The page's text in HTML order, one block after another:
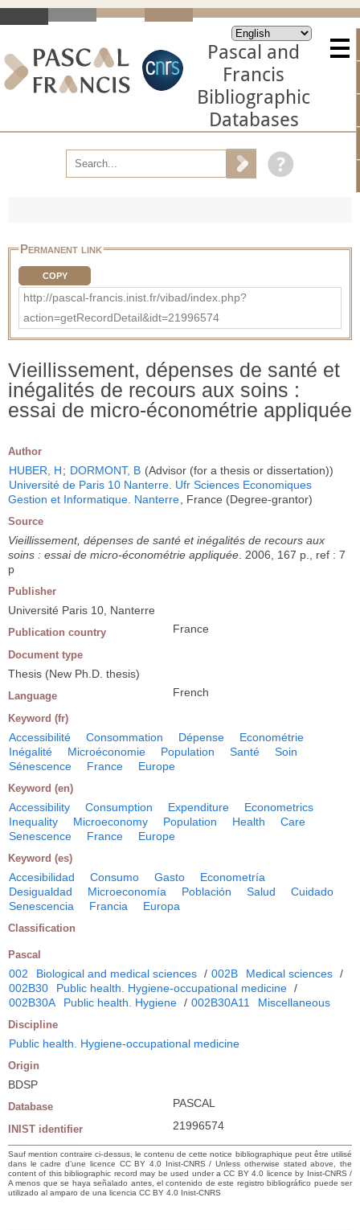
Pascal and
Francis
Bibliographic
Databases
Permanent link
COPY
http://pascal-francis.inist.fr/vibad/index.php?
action=getRecordDetail&idt=21996574
Vieillissement, dépenses de santé et
inégalités de recours aux soins :
essai de micro-économétrie appliquée
Author
HUBER, H; DORMONT, B (Advisor (for a thesis or dissertation))
Université de Paris 10 Nanterre. Ufr Sciences Economiques
Gestion et Informatique. Nanterre , France (Degree-grantor)
Source
Vieillissement, dépenses de santé et inégalités de recours aux
soins : essai de micro-économétrie appliquée . 2006, 167 p., ref : 7
p
Publisher
Université Paris 10, Nanterre
Publication country France
Document type
Thesis (New Ph.D. thesis)
Language French
Keyword (fr)
Accessibilité Consommation Dépense
Econométrie
Inégalité
Microéconomie Population Santé
Soin
Sénescence
France Europe
Keyword (en)
Accessibility Consumption Expenditure
Econometrics
Inequality
Microeconomy Population Health
Care
Senescence
France Europe
Keyword (es)
Accesibilidad Consumo Gasto
Econometría
Desigualdad
Microeconomía Población Salud
Cuidado
Senescencia
Francia Europa
Classification
Pascal
002 Biological and medical sciences / 002B Medical sciences /
002B30
Public health. Hygiene-occupational medicine /
002B30A
Public health. Hygiene / 002B30A11 Miscellaneous
Discipline
Public health. Hygiene-occupational medicine
Origin
BDSP
Database PASCAL
INIST identifier 21996574
Sauf mention contraire ci-dessus, le contenu de cette notice bibliographique peut être utilisé
dans le cadre d’une licence CC BY 4.0 Inist-CNRS / Unless otherwise stated above, the
content of this bibliographic record may be used under a CC BY 4.0 licence by Inist-CNRS /
A menos que se haya señalado antes, el contenido de este registro bibliográfico puede ser
utilizado al amparo de una licencia CC BY 4.0 Inist-CNRS